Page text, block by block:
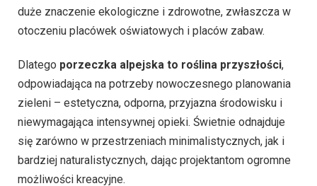
duże znaczenie ekologiczne i zdrowotne, zwłaszcza w
otoczeniu placówek oświatowych i placów zabaw.
Dlatego porzeczka alpejska to roślina przyszłości,
odpowiadająca na potrzeby nowoczesnego planowania
zieleni – estetyczna, odporna, przyjazna środowisku i
niewymagająca intensywnej opieki. Świetnie odnajduje
się zarówno w przestrzeniach minimalistycznych, jak i
bardziej naturalistycznych, dając projektantom ogromne
możliwości kreacyjne.